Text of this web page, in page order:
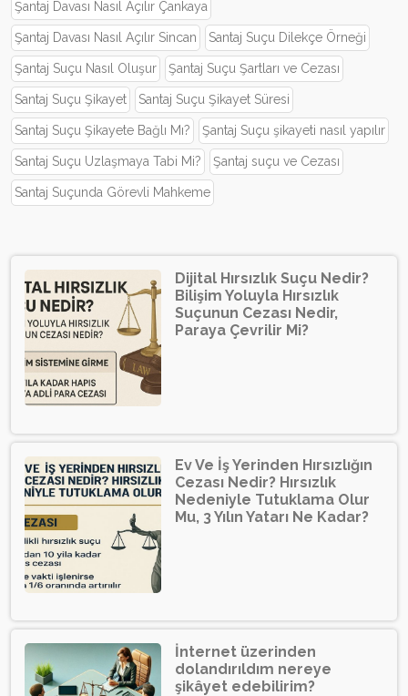
Şantaj Davası Nasıl Açılır Çankaya
Şantaj Davası Nasıl Açılır Sincan Santaj Suçu Dilekçe Örneği
Şantaj Suçu Nasıl Oluşur Şantaj Suçu Şartları ve Cezası
Santaj Suçu Şikayet Santaj Suçu Şikayet Süresi
Santaj Suçu Şikayete Bağlı Mı? Şantaj Suçu şikayeti nasıl yapılır
Santaj Suçu Uzlaşmaya Tabi Mi? Şantaj suçu ve Cezası
Santaj Suçunda Görevli Mahkeme
Dijital Hırsızlık Suçu Nedir?
Bilişim Yoluyla Hırsızlık
Suçunun Cezası Nedir,
Paraya Çevrilir Mi?
Ev Ve İş Yerinden Hırsızlığın
Cezası Nedir? Hırsızlık
Nedeniyle Tutuklama Olur
Mu, 3 Yılın Yatarı Ne Kadar?
İnternet üzerinden
dolandırıldım nereye
şikâyet edebilirim?